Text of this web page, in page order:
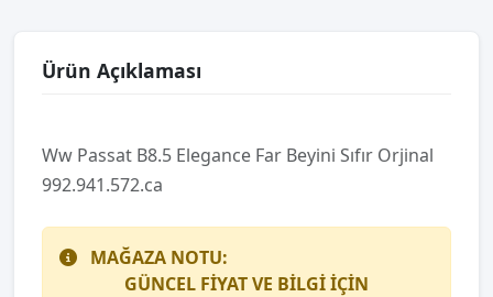
Ürün Açıklaması
Ww Passat B8.5 Elegance Far Beyi̇ni̇ Sıfır Orji̇nal
992.941.572.ca
MAĞAZA NOTU:
GÜNCEL FİYAT VE BİLGİ İÇİN